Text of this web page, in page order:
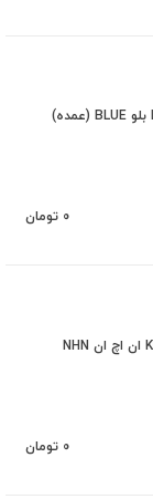
0 تومان
0 تومان